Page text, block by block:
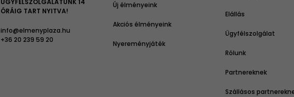
ÜGYFÉLSZOLGÁLATUNK 14
ÓRÁIG TART NYITVA!
info@elmenyplaza.hu
+36 20 239 59 20
Új élményeink
Akciós élményeink
Nyereményjáték
Elállás
Ügyfélszolgálat
Rólunk
Partnereknek
Szállásos